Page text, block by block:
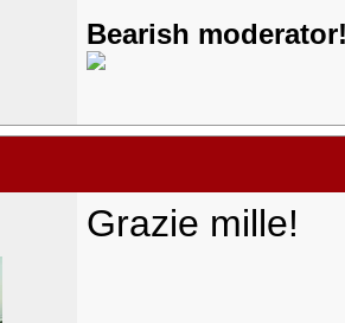
Bearish
Grazie mille!